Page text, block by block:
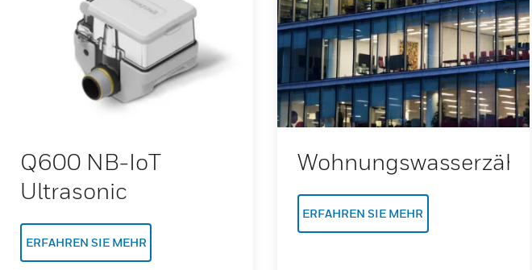
Q600 NB-IoT
Ultrasonic
ERFAHREN SIE MEHR
Wohnungswasserzähler
ERFAHREN SIE MEHR